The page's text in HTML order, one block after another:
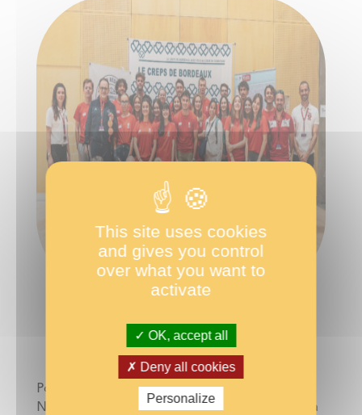
1ère ÉDITION – JOURNÉE PARALYMPIQUE 2022
Pour Jean-François Di Martino, conseiller Haut
Niveau à l’Accompagnement Paralympique, à
This site uses cookies
and gives you control
over what you want to
activate
OK, accept all
Deny all cookies
Personalize